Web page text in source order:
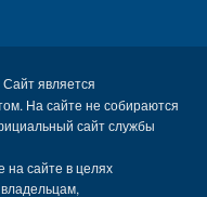
Сайт является
На сайте не собираются
сайт службы
на сайте в целях